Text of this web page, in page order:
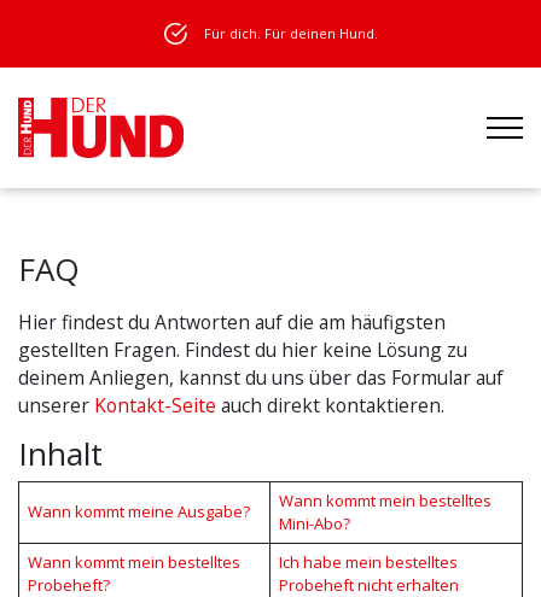
Für dich. Für deinen Hund.
FAQ
Hier findest du Antworten auf die am häufigsten
gestellten Fragen. Findest du hier keine Lösung zu
deinem Anliegen, kannst du uns über das Formular auf
unserer Kontakt-Seite auch direkt kontaktieren.
Inhalt
Wann kommt meine Ausgabe?
Wann kommt mein bestelltes
Mini-Abo?
Wann kommt mein bestelltes
Probeheft?
Ich habe mein bestelltes
Probeheft nicht erhalten